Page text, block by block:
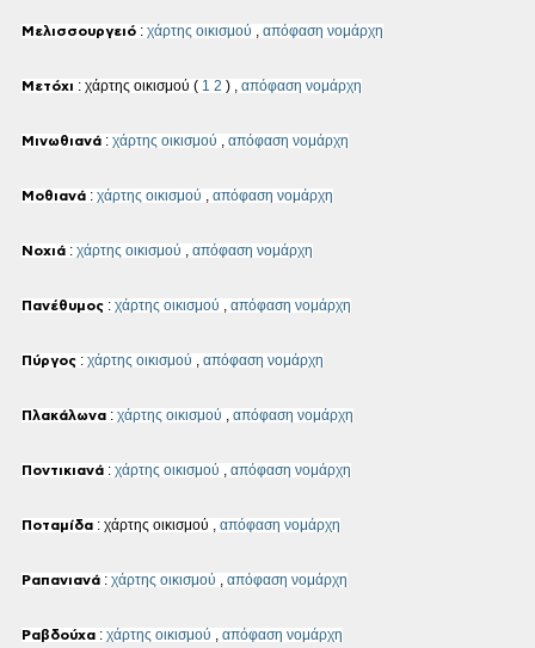
Μελισσουργειό : χάρτης οικισμού , απόφαση νομάρχη
Μετόχι : χάρτης οικισμού ( 1 2 ) , απόφαση νομάρχη
Μινωθιανά : χάρτης οικισμού , απόφαση νομάρχη
Μοθιανά : χάρτης οικισμού , απόφαση νομάρχη
Νοχιά : χάρτης οικισμού , απόφαση νομάρχη
Πανέθυμος : χάρτης οικισμού , απόφαση νομάρχη
Πύργος : χάρτης οικισμού , απόφαση νομάρχη
Πλακάλωνα : χάρτης οικισμού , απόφαση νομάρχη
Ποντικιανά : χάρτης οικισμού , απόφαση νομάρχη
Ποταμίδα : χάρτης οικισμού , απόφαση νομάρχη
Ραπανιανά : χάρτης οικισμού , απόφαση νομάρχη
Ραβδούχα : χάρτης οικισμού , απόφαση νομάρχη